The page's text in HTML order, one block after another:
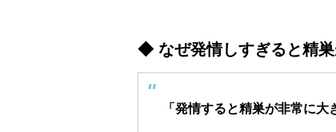
◆ なぜ発情しすぎると精巣
「発情すると精巣が非常に大